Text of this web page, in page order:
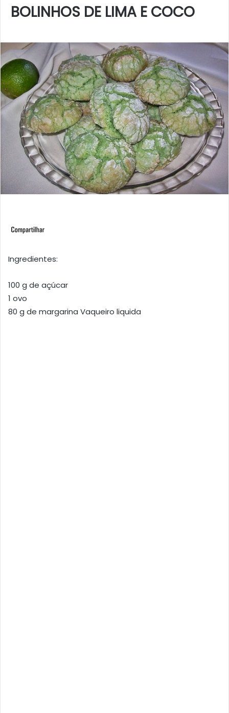
BOLINHOS DE LIMA E COCO
Ingredientes:
100 g de açúcar
1 ovo
80 g de margarina Vaqueiro liquida